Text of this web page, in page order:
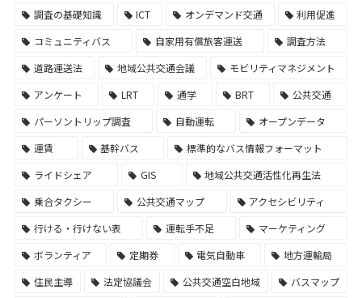
調査の基礎知識
ICT オンデマンド交通
利用促進
コミュニティバス
自家用有償旅客運送
調査方法
道路運送法
地域公共交通会議
モビリティマネジメント
アンケート
LRT 通学 BRT
公共交通
パーソントリップ調査
自動運転
オープンデータ
運賃
基幹バス
標準的なバス情報フォーマット
ライドシェア
GIS
地域公共交通活性化再生法
乗合タクシー
公共交通マップ
アクセシビリティ
行ける・行けない表
運転手不足
マーケティング
ボランティア
定期券 電気自動車
地方運輸局
住民主導
法定協議会 公共交通空白地域 バスマップ